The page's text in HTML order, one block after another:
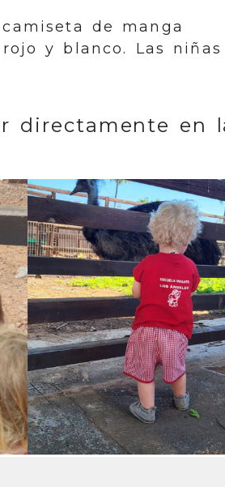
de manga
y blanco. Las niñas
directamente en